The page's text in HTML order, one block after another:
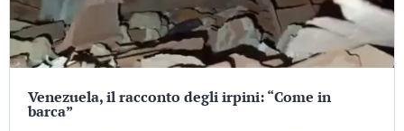
Venezuela, il racconto degli irpini: “Come in
barca”